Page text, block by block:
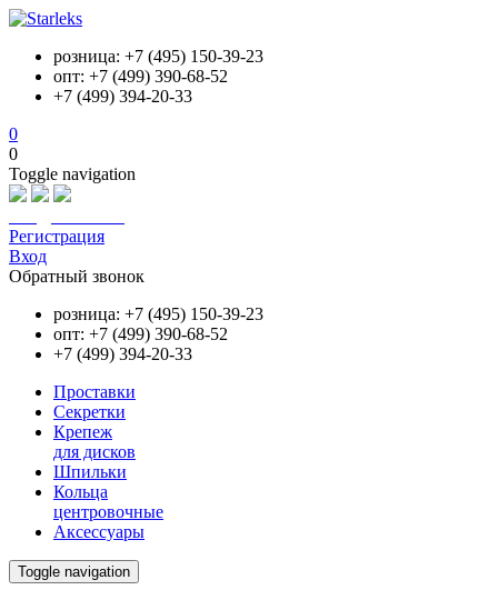
розница: +7 (495) 150-39-23
опт: +7 (499) 390-68-52
+7 (499) 394-20-33
0
0
Toggle navigation
Регистрация
Вход
Обратный звонок
розница: +7 (495) 150-39-23
опт: +7 (499) 390-68-52
+7 (499) 394-20-33
Проставки
Секретки
Крепеж
для дисков
Шпильки
Кольца
центровочные
Аксессуары
Toggle navigation